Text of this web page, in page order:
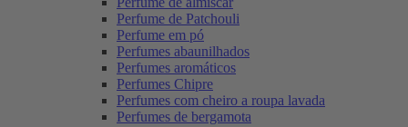
Perfume de Patchouli
Perfume em pó
Perfumes abaunilhados
Perfumes aromáticos
Perfumes Chipre
Perfumes com cheiro a roupa lavada
Perfumes de bergamota